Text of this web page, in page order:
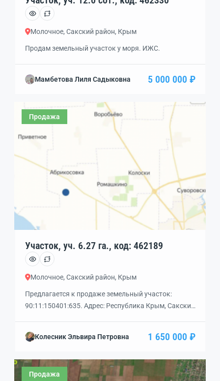
Молочное, Сакский район, Крым
Продам земельный участок у моря. ИЖС.
Мамбетова Лиля Садыковна 5 000 000 ₽
Продажа
Участок, уч. 6.27 га., код: 462189
Молочное, Сакский район, Крым
Предлагается к продаже земельный участок:
90:11:150401:635. Адрес: Республика Крым, Сакский
земельный участок: Земли сельскохозяйственного
Растениеводство. Документы готовы к сделке.
Полное юридическое сопровождение.
Колесник Эльвира Петровна 1 650 000 ₽
Продажа